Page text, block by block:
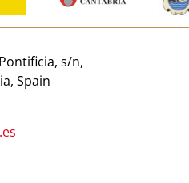
s/n,
Spain